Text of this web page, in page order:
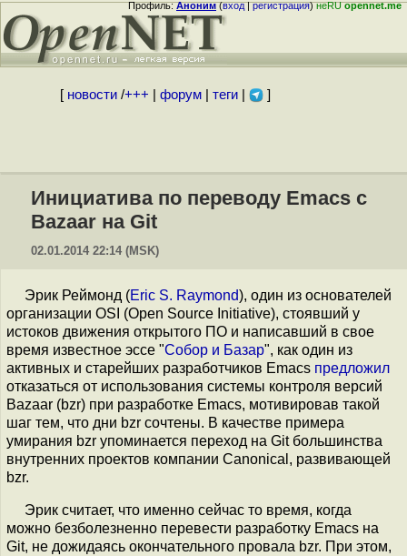
Профиль:Аноним(вход|регистрация)неRUopennet.me
[ новости/+++ форум| теги| ]
Инициатива по переводу Emacs c
Bazaar на Git
02.01.2014 22:14 (MSK)
Эрик Реймонд (Eric S. Raymond), один из основателей
организации OSI (Open Source Initiative), стоявший у
истоков движения открытого ПО и написавший в свое
время известное эссе "Собор и Базар", как один из
активных и старейших разработчиков Emacs предложил
отказаться от использования системы контроля версий
Bazaar (bzr) при разработке Emacs, мотивировав такой
шаг тем, что дни bzr сочтены. В качестве примера
умирания bzr упоминается переход на Git большинства
внутренних проектов компании Canonical, развивающей
bzr.
Эрик считает, что именно сейчас то время, когда
можно безболезненно перевести разработку Emacs на
Git, не дожидаясь окончательного провала bzr. При этом,